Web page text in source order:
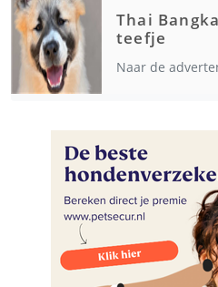
Thai
teefje
Naar de